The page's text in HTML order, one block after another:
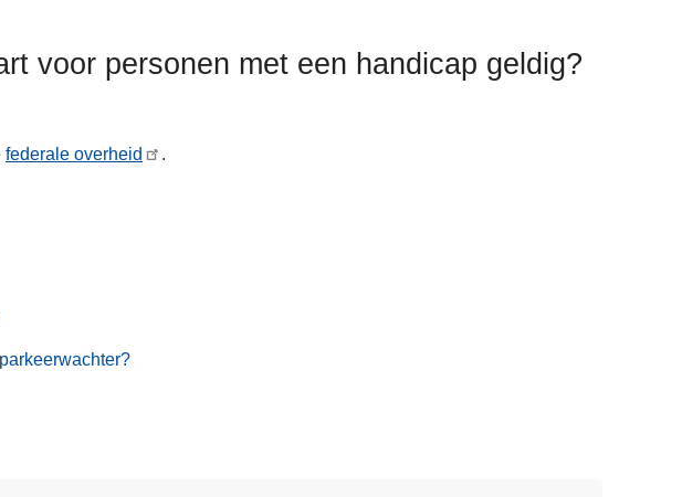
voor personen met een handicap geldig?
federale overheid .